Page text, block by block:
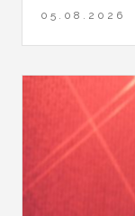
05.08.2026